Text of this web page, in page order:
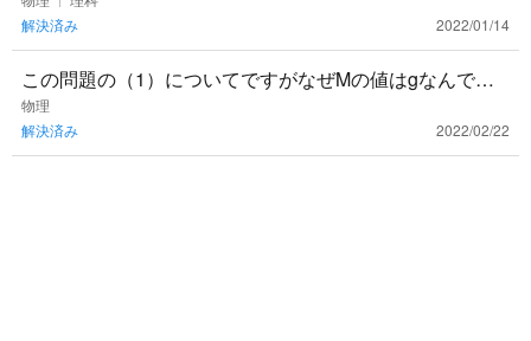
￣^
解決済み
2022/01/14
この問題の（1）についてですがなぜMの値はgなんでし
ょうか…
物理
解決済み
2022/02/22